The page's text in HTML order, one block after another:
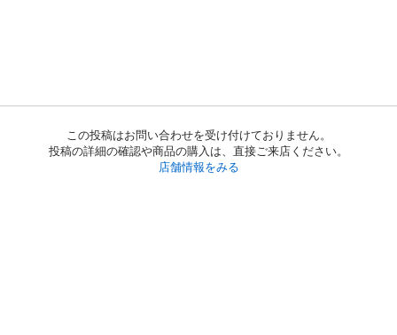
この投稿はお問い合わせを受け付けておりません。
投稿の詳細の確認や商品の購入は、直接ご来店ください。
店舗情報をみる